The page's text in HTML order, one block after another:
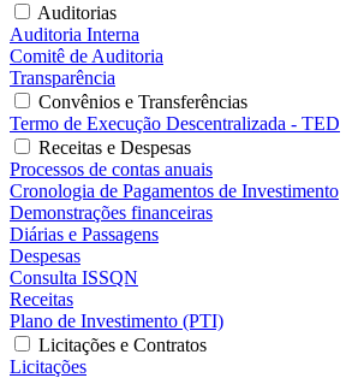
Auditorias
Auditoria Interna
Comitê de Auditoria
Transparência
Convênios e Transferências
Termo de Execução Descentralizada - TED
Receitas e Despesas
Processos de contas anuais
Cronologia de Pagamentos de Investimento
Demonstrações financeiras
Diárias e Passagens
Despesas
Consulta ISSQN
Receitas
Plano de Investimento (PTI)
Licitações e Contratos
Licitações